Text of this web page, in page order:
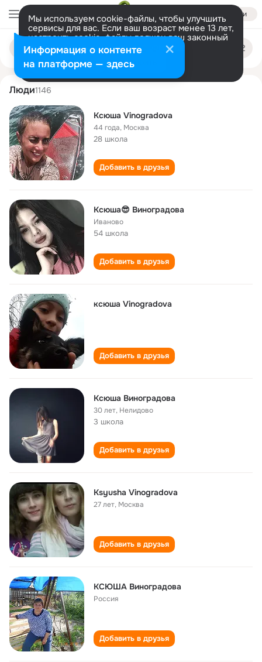
Войти
Мы используем cookie-файлы, чтобы улучшить
сервисы для вас. Если ваш возраст менее 13 лет,
настроить cookie-файлы должен ваш законный
представитель. Больше информации
Разрешить все Настроить
Поиск
людям
ksyusha vinogradova
Люди1146
Ксюша Vinogradova
44 года, Москва
28 школа
Добавить в друзья
Ксюша😎 Виноградова
Иваново
54 школа
Добавить в друзья
ксюша Vinogradova
Добавить в друзья
Ксюша Виноградова
30 лет, Нелидово
3 школа
Добавить в друзья
Ksyusha Vinogradova
27 лет, Москва
Добавить в друзья
КСЮША Виноградова
Россия
Добавить в друзья
Информация о контенте
на платформе — здесь